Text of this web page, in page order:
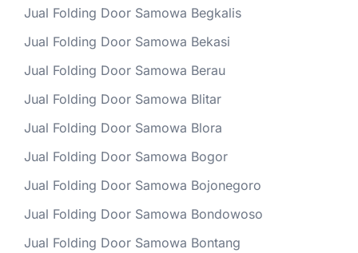
Jual Folding Door Samowa Begkalis
Jual Folding Door Samowa Bekasi
Jual Folding Door Samowa Berau
Jual Folding Door Samowa Blitar
Jual Folding Door Samowa Blora
Jual Folding Door Samowa Bogor
Jual Folding Door Samowa Bojonegoro
Jual Folding Door Samowa Bondowoso
Jual Folding Door Samowa Bontang